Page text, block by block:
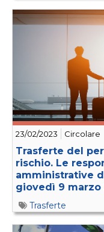
23/02/2023 Circolare
Trasferte del
rischio. Le
amministrative
giovedì 9 marzo
Trasferte